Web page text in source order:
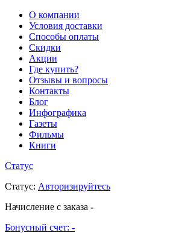
О компании
Условия доставки
Способы оплаты
Скидки
Акции
Где купить?
Отзывы и вопросы
Контакты
Блог
Инфографика
Газеты
Фильмы
Книги
Статус
Статус: Авторизируйтесь
Начисление с заказа -
Бонусный счет: -